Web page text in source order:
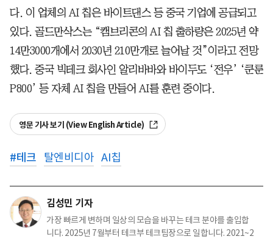
다. 이 업체의 AI 칩은 바이트댄스 등 중국 기업에 공급되고
있다. 골드만삭스는 “캠브리콘의 AI 칩 출하량은 2025년 약
14만3000개에서 2030년 210만개로 늘어날 것”이라고 전망
했다. 중국 빅테크 회사인 알리바바와 바이두도 ‘전우’ ‘쿤룬
P800’ 등 자체 AI 칩을 만들어 AI를 훈련 중이다.
영문 기사 보기 (View English Article)
#테크 탈엔비디아 AI칩
김성민 기자
가장 빠르게 변하며 일상의 모습을 바꾸는 테크 분야를 출입합
니다. 2025년 7월부터 테크부 테크팀장으로 일합니다. 2021~2